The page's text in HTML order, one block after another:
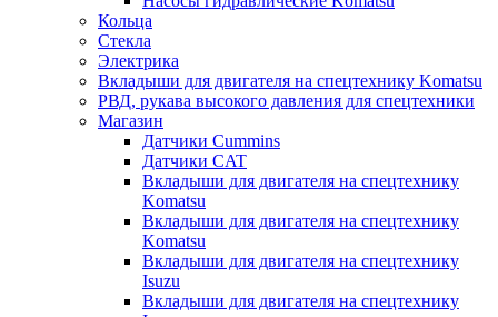
Кольца
Стекла
Электрика
Вкладыши для двигателя на спецтехнику Komatsu
РВД, рукава высокого давления для спецтехники
Магазин
Датчики Cummins
Датчики CAT
Вкладыши для двигателя на спецтехнику
Komatsu
Вкладыши для двигателя на спецтехнику
Komatsu
Вкладыши для двигателя на спецтехнику
Isuzu
Вкладыши для двигателя на спецтехнику